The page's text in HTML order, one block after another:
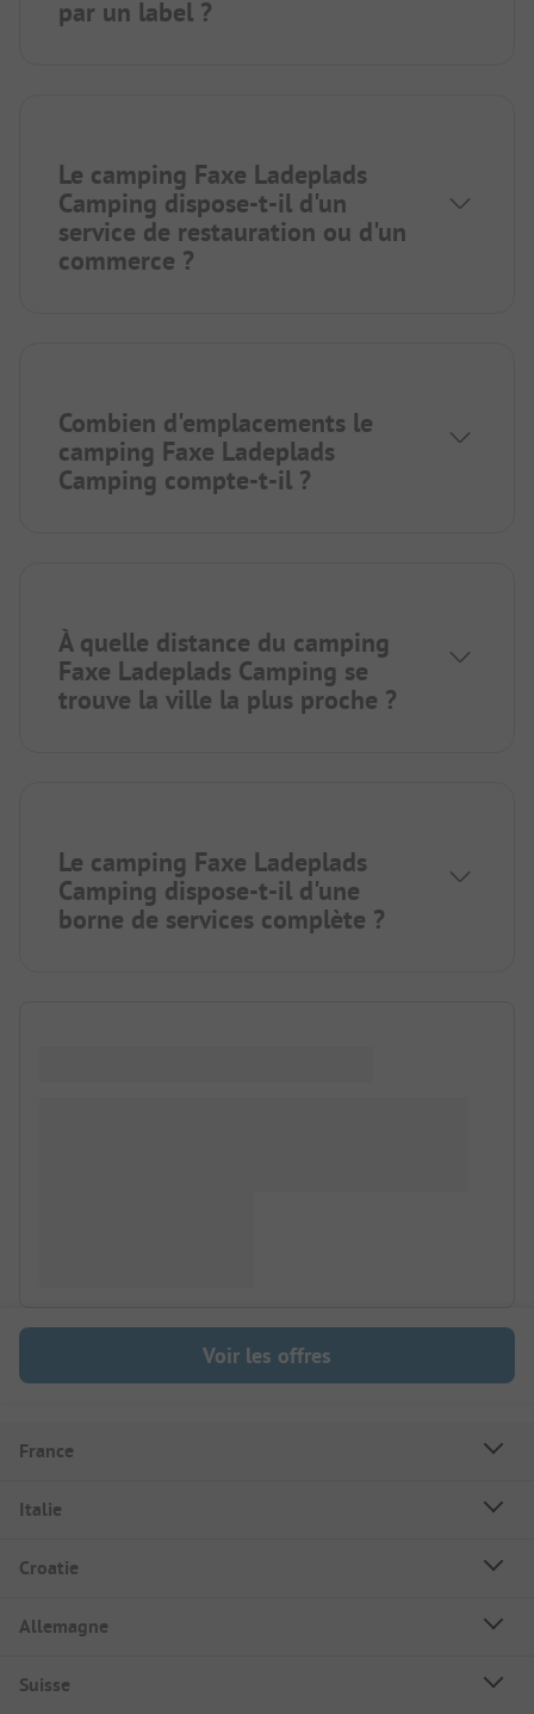
par un label ?
Le camping Faxe Ladeplads
Camping dispose-t-il d'un
service de restauration ou d'un
commerce ?
Combien d'emplacements le
camping Faxe Ladeplads
Camping compte-t-il ?
À quelle distance du camping
Faxe Ladeplads Camping se
trouve la ville la plus proche ?
Le camping Faxe Ladeplads
Camping dispose-t-il d'une
borne de services complète ?
Voir les offres
France
Italie
Croatie
Allemagne
Suisse